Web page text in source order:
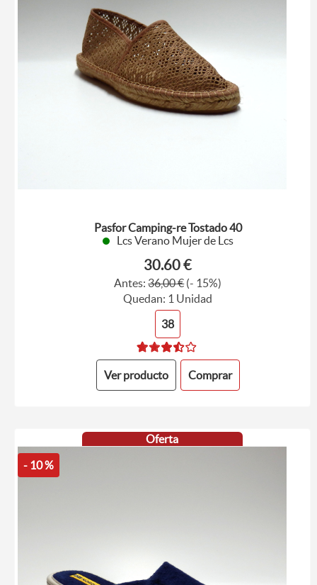
Pasfor Camping-re Tostado 40
Lcs Verano Mujer de Lcs
30.60 €
Antes:36,00 €(- 15%)
Quedan: 1 Unidad
38
Ver producto Comprar
Oferta
- 10 %